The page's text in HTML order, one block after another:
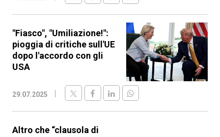
"Fiasco", "Umiliazione!":
pioggia di critiche sull'UE
dopo l'accordo con gli
USA
29.07.2025
Altro che “clausola di